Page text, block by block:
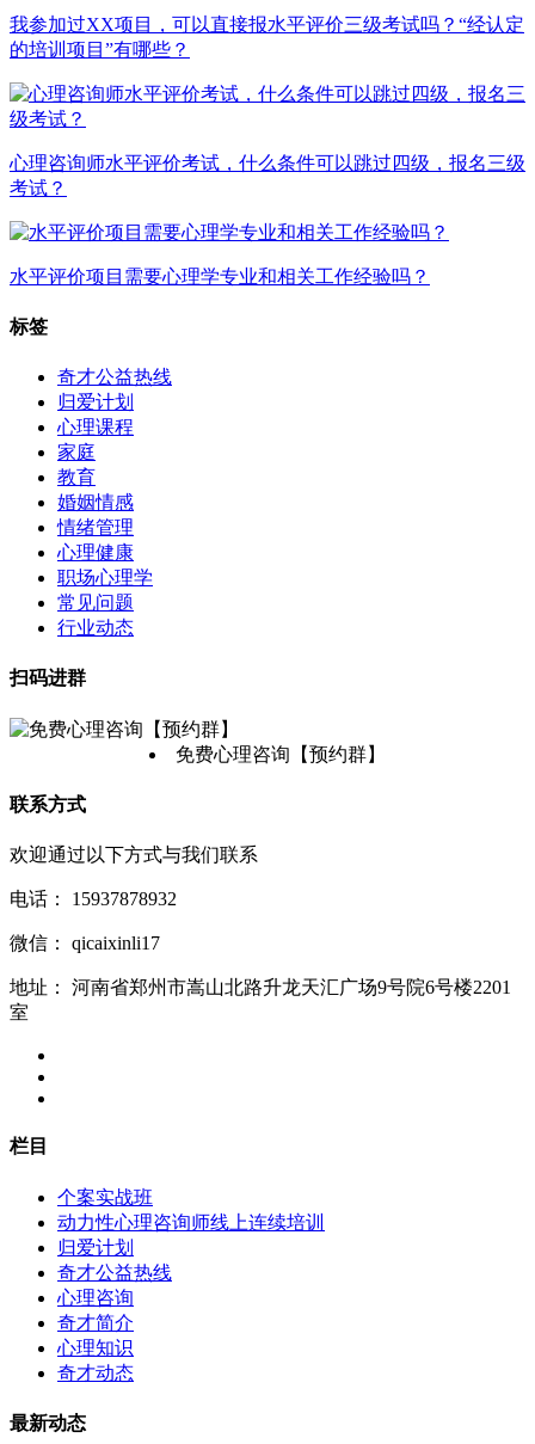
我参加过XX项目，可以直接报水平评价三级考试吗？“经认定
的培训项目”有哪些？
心理咨询师水平评价考试，什么条件可以跳过四级，报名三级
考试？
水平评价项目需要心理学专业和相关工作经验吗？
标签
奇才公益热线
归爱计划
心理课程
家庭
教育
婚姻情感
情绪管理
心理健康
职场心理学
常见问题
行业动态
扫码进群
免费心理咨询【预约群】
联系方式
欢迎通过以下方式与我们联系
电话： 15937878932
微信： qicaixinli17
地址：
河南省郑州市嵩山北路升龙天汇广场9号院6号楼2201
室
栏目
个案实战班
动力性心理咨询师线上连续培训
归爱计划
奇才公益热线
心理咨询
奇才简介
心理知识
奇才动态
最新动态